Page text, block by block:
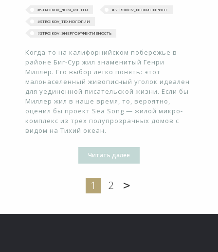
#‎STROIKOV_ДОМ_МЕЧТЫ‬ #STROIKOV_ИНЖИНИРИНГ
#STROIKOV_ТЕХНОЛОГИИ
#STROIKOV_ЭНЕРГОЭФФЕКТИВНОСТЬ
Когда-то на калифорнийском побережье в
районе Биг-Сур жил знаменитый Генри
Миллер. Его выбор легко понять: этот
малонаселенный живописный уголок идеален
для уединенной писательской жизни. Если бы
Миллер жил в наше время, то, вероятно,
оценил бы проект Sea Song — жилой микро-
комплекс из трех полупрозрачных домов с
видом на Тихий океан.
Читать далее
1 2 >